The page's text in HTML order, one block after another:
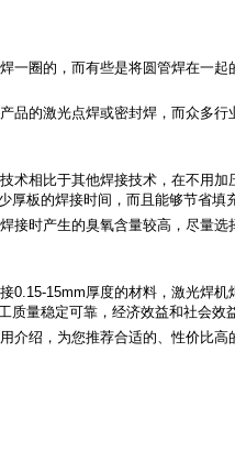
圈的，而有些是将圆管焊在一
的激光点焊或密封焊，而众多
相比于其他焊接技术，在不用
板的焊接时间，而且能够节省填
时产生的臭氧含量较高，尽量
15mm厚度的材料，激光焊
量稳定可靠，经济效益和社会效
介绍，为您推荐合适的、性价比高